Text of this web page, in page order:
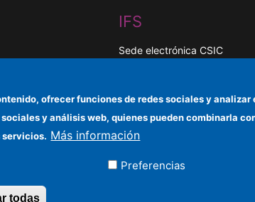
IFS
Sede electrónica CSIC
Cómo llegar
Información para proveedores
ofrecer funciones de redes sociales y
y análisis web, quienes pueden combinarla
servicios. Más información
Preferencias
todas